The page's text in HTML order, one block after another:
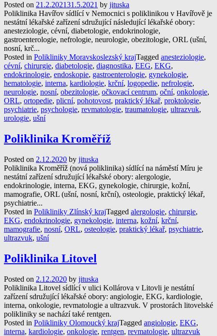
Posted on 21.2.202131.5.2021 by jituska
Poliklinika Havířov sídlící v Nemocnici s poliklinikou v Havířově je
nestátní lékařské zařízení sdružující následující lékařské obory:
anesteziologie, cévní, diabetologie, endokrinologie,
gastroenterologie, nefrologie, neurologie, obezitologie, ORL (ušní,
nosní, krč...
Posted in Polikliniky Moravskoslezský krajTagged anesteziologie,
cévní, chirurgie, diabetologie, diagnostika, EEG, EKG,
endokrinologie, endoskopie, gastroenterologie, gynekologie,
hematologie, interna, kardiologie, krční, logopedie, nefrologie,
neurologie, nosní, obezitologie, očkovací centrum, oční, onkologie,
ORL, ortopedie, plicní, pohotovost, praktický lékař, proktologie,
psychiatrie, psychologie, revmatologie, traumatologie, ultrazvuk,
urologie, ušní
Poliklinika Kroměříž
Posted on 2.12.2020 by jituska
Poliklinika Kroměříž (nová poliklinika) sídlící na náměstí Míru je
nestátní zařízení sdružující lékařské obory: alergologie,
endokrinologie, interna, EKG, gynekologie, chirurgie, kožní,
mamografie, ORL (ušní, nosní, krční), osteologie, praktický lékař,
psychiatrie...
Posted in Polikliniky Zlínský krajTagged alergologie, chirurgie,
EKG, endokrinologie, gynekologie, interna, kožní, krční,
mamografie, nosní, ORL, osteologie, praktický lékař, psychiatrie,
ultrazvuk, ušní
Poliklinika Litovel
Posted on 2.12.2020 by jituska
Poliklinika Litovel sídlící v ulici Kollárova v Litovli je nestátní
zařízení sdružující lékařské obory: angiologie, EKG, kardiologie,
interna, onkologie, revmatologie a ultrazvuk. V prostorách litovelské
polikliniky se nachází také rentgen.
Posted in Polikliniky Olomoucký krajTagged angiologie, EKG,
interna, kardiologie, onkologie, rentgen, revmatologie, ultrazvuk